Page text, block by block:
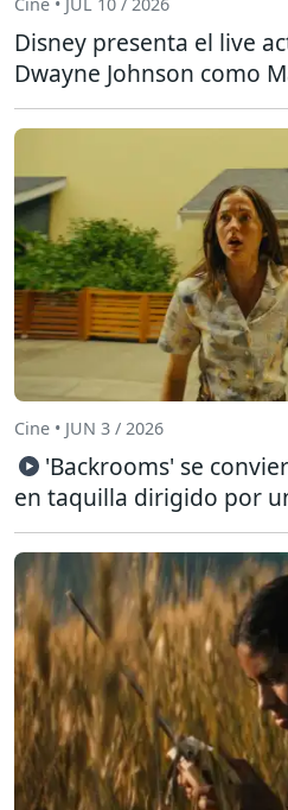
Cine • JUL 10 / 2026
Disney presenta el live
Dwayne Johnson como
Cine • JUN 3 / 2026
'Backrooms' se
en taquilla dirigido por